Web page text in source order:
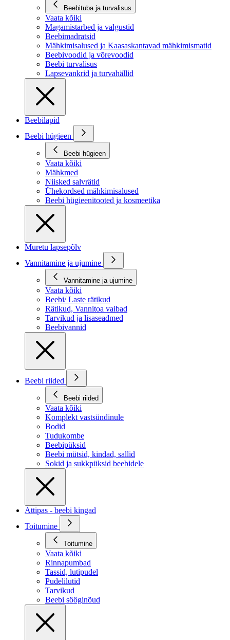
Beebituba ja turvalisus
Vaata kõiki
Magamistarbed ja valgustid
Beebimadratsid
Mähkimisalused ja Kaasaskantavad mähkimismatid
Beebivoodid ja võrevoodid
Beebi turvalisus
Lapsevankrid ja turvahällid
Beebilapid
Beebi hügieen
Beebi hügieen
Vaata kõiki
Mähkmed
Niisked salvrätid
Ühekordsed mähkimisalused
Beebi hügieenitooted ja kosmeetika
Muretu lapsepõlv
Vannitamine ja ujumine
Vannitamine ja ujumine
Vaata kõiki
Beebi/ Laste rätikud
Rätikud, Vannitoa vaibad
Tarvikud ja lisaseadmed
Beebivannid
Beebi riided
Beebi riided
Vaata kõiki
Komplekt vastsündinule
Bodid
Tudukombe
Beebipüksid
Beebi mütsid, kindad, sallid
Sokid ja sukkpüksid beebidele
Attipas - beebi kingad
Toitumine
Toitumine
Vaata kõiki
Rinnapumbad
Tassid, lutipudel
Pudelilutid
Tarvikud
Beebi sööginõud